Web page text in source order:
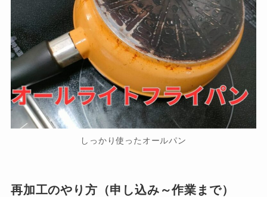
しっかり使ったオールパン
再加工のやり方（申し込み～作業まで）